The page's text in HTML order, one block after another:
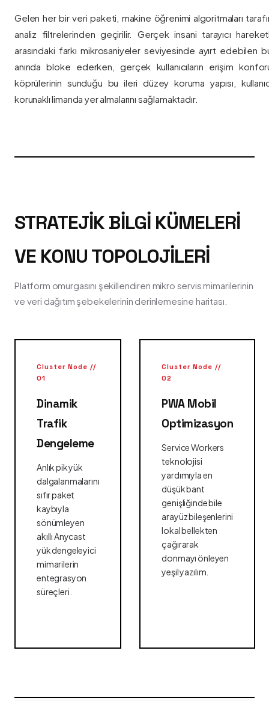
Gelen her bir veri paketi, makine öğrenimi algoritmaları
analiz filtrelerinden geçirilir. Gerçek insani tarayıcı
arasındaki farkı mikrosaniyeler seviyesinde ayırt edebilen
anında bloke ederken, gerçek kullanıcıların erişim
köprülerinin sunduğu bu ileri düzey koruma yapısı,
korunaklı limanda yer almalarını sağlamaktadır.
STRATEJIK BILGI KÜMELERI
VE KONU TOPOLOJILERI
Platform omurgasını şekillendiren mikro servis mimarilerinin
ve veri dağıtım şebekelerinin derinlemesine haritası.
Cluster Node //
01
Dinamik
Trafik
Dengeleme
Anlık pik yük
dalgalanmalarını
sıfır paket
kaybıyla
sönümleyen
akıllı Anycast
yük dengeleyici
mimarilerin
entegrasyon
süreçleri.
Cluster Node //
02
PWA Mobil
Optimizasyon
Service Workers
teknolojisi
yardımıyla en
düşük bant
genişliğinde bile
arayüz bileşenlerini
lokal bellekten
çağırarak
donmayı önleyen
yeşil yazılım.